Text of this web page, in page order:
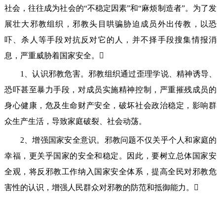
社会，往往成为社会的“不稳定因素”和“麻烦制造者”。为了发
展壮大邪教组织，邪教头目哄骗胁迫成员外出传教，以恐
吓、杀人等手段对抗反对它的人，并不择手段搜集情报消
息，严重威胁着国家安全。
1、认识邪教危害。邪教组织通过歪理学说、精神诱导、
恐吓甚至暴力手段，对成员实施精神控制，严重摧残成员的
身心健康，危及生命财产安全，破坏社会政治稳定，影响群
众生产生活，导致家庭破裂、社会动荡。
2、增强国家安全意识。邪教问题不仅关乎个人和家庭的
幸福，更关乎国家的安全和稳定。因此，要树立总体国家安
全观，将反邪教工作纳入国家安全体系，提高全民对邪教危
害性的认识，增强人民群众对邪教的防范和抵御能力。